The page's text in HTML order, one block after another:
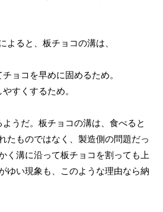
よると、板チョコの溝は、
ョコを早めに固めるため。
すくするため。
うだ。板チョコの溝は、食べると
たものではなく、製造側の問題だっ
く溝に沿って板チョコを割っても上
ゆい現象も、このような理由なら納